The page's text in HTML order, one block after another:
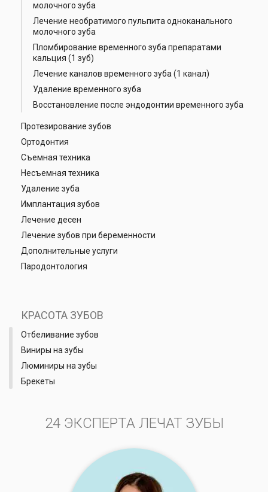
молочного зуба
Лечение необратимого пульпита одноканального
молочного зуба
Пломбирование временного зуба препаратами
кальция (1 зуб)
Лечение каналов временного зуба (1 канал)
Удаление временного зуба
Восстановление после эндодонтии временного зуба
Протезирование зубов
Ортодонтия
Съемная техника
Несъемная техника
Удаление зуба
Имплантация зубов
Лечение десен
Лечение зубов при беременности
Дополнительные услуги
Пародонтология
КРАСОТА ЗУБОВ
Отбеливание зубов
Виниры на зубы
Люминиры на зубы
Брекеты
24 ЭКСПЕРТА ЛЕЧАТ ЗУБЫ